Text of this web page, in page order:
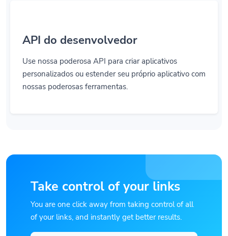
API do desenvolvedor
Use nossa poderosa API para criar aplicativos
personalizados ou estender seu próprio aplicativo com
nossas poderosas ferramentas.
Take control of your links
You are one click away from taking control of all
of your links, and instantly get better results.